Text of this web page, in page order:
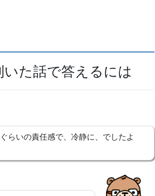
た話で答えるには
らいの責任感で、冷静に、でしたよ